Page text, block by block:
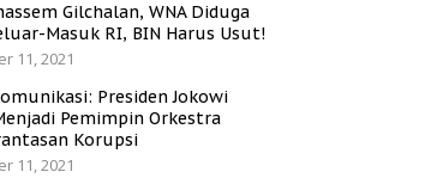
Gilchalan, WNA Diduga
Masuk RI, BIN Harus Usut!
11, 2021
Presiden Jokowi
Pemimpin Orkestra
Korupsi
11, 2021